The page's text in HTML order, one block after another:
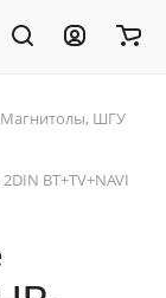
Магнитолы, ШГУ
BT+TV+NAVI